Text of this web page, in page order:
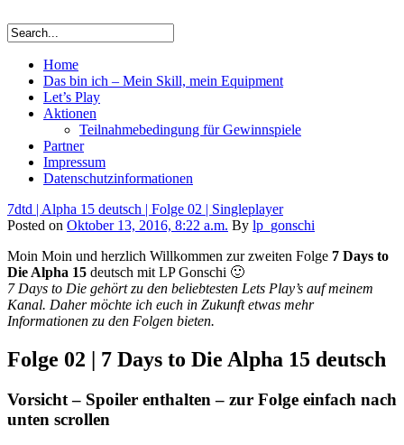
Home
Das bin ich – Mein Skill, mein Equipment
Let’s Play
Aktionen
Teilnahmebedingung für Gewinnspiele
Partner
Impressum
Datenschutzinformationen
7dtd | Alpha 15 deutsch | Folge 02 | Singleplayer
Posted on Oktober 13, 2016, 8:22 a.m. By lp_gonschi
Moin Moin und herzlich Willkommen zur zweiten Folge 7 Days to
Die Alpha 15 deutsch mit LP Gonschi 🙂
7 Days to Die gehört zu den beliebtesten Lets Play’s auf meinem
Kanal. Daher möchte ich euch in Zukunft etwas mehr
Informationen zu den Folgen bieten.
Folge 02 | 7 Days to Die Alpha 15 deutsch
Vorsicht – Spoiler enthalten – zur Folge einfach nach
unten scrollen